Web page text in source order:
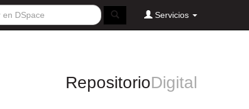
Servicios
RepositorioDigital